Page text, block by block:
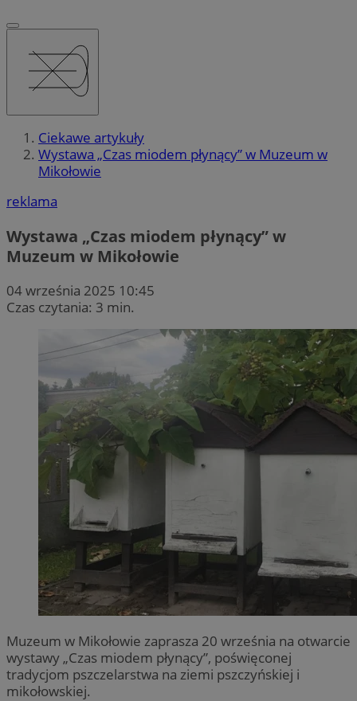
Ciekawe artykuły
Wystawa „Czas miodem płynący” w Muzeum w
Mikołowie
reklama
Wystawa „Czas miodem płynący” w
Muzeum w Mikołowie
04 września 2025 10:45
Czas czytania: 3 min.
Muzeum w Mikołowie zaprasza 20 września na otwarcie
wystawy „Czas miodem płynący”, poświęconej
tradycjom pszczelarstwa na ziemi pszczyńskiej i
mikołowskiej.